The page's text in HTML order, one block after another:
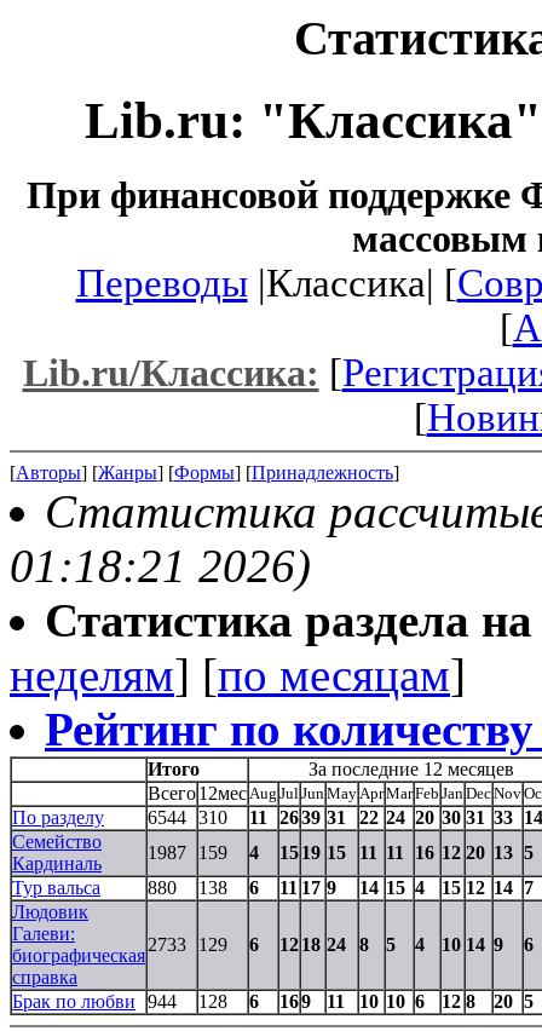
Lib.ru:
При финансовой поддержке
массовым
Переводы|Классика| [
[
Lib.ru/Классика: [
[
[Авторы] [Жанры] [Формы] [Принадлежность]
Статистика
01:18:21 2026)
Статистика раздела
неделям] [по месяцам]
Рейтинг по
Итого
За последние 12 месяцев
Всего12мес Aug Jul Jun May AprMarFeb Jan DecNov
По разделу 6544 310 11 2639 31 22 24 20 30 31 33 14
Семейство
Кардиналь
1987 159 4 1519 15 11 11 16 12 20 13 5
Тур вальса
880 138 6 11 17 9 14 15 4 15 12 14 7
Людовик
Галеви:
биографическая
справка
2733 129 6 1218 24 8 5 4 10 14 9 6
Брак по любви 944 128 6 169 11 10 10 6 12 8 20 5